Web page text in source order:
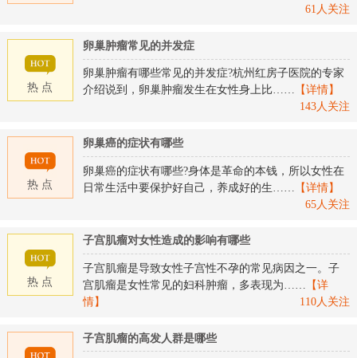
61人关注
热 点
卵巢肿瘤常见的并发症
卵巢肿瘤有哪些常见的并发症?杭州红房子医院的专家
介绍说到，卵巢肿瘤发生在女性身上比…… 【详情】
143人关注
热 点
卵巢癌的症状有哪些
卵巢癌的症状有哪些?身体是革命的本钱，所以女性在
日常生活中要保护好自己，养成好的生……
【详情】
65人关注
热 点
子宫肌瘤对女性造成的影响有哪些
子宫肌瘤是导致女性子宫性不孕的常见病因之一。子
宫肌瘤是女性常见的妇科肿瘤，多表现为……
【详
情】
110人关注
子宫肌瘤的高发人群是哪些